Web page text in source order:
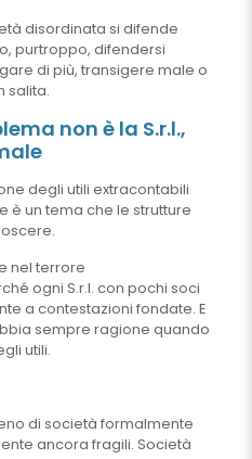
disordinata si difende
purtroppo, difendersi
di più, transigere male o
salita.
non è la S.r.l.,
degli utili extracontabili
è un tema che le strutture
nel terrore
ogni S.r.l. con pochi soci
a contestazioni fondate. E
sempre ragione quando
utili.
di società formalmente
ancora fragili. Società